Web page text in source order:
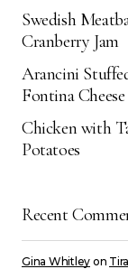
Swedish
Cranberry Jam
Arancini
Fontina Cheese
Chicken with
Potatoes
Recent
Gina Whitley on